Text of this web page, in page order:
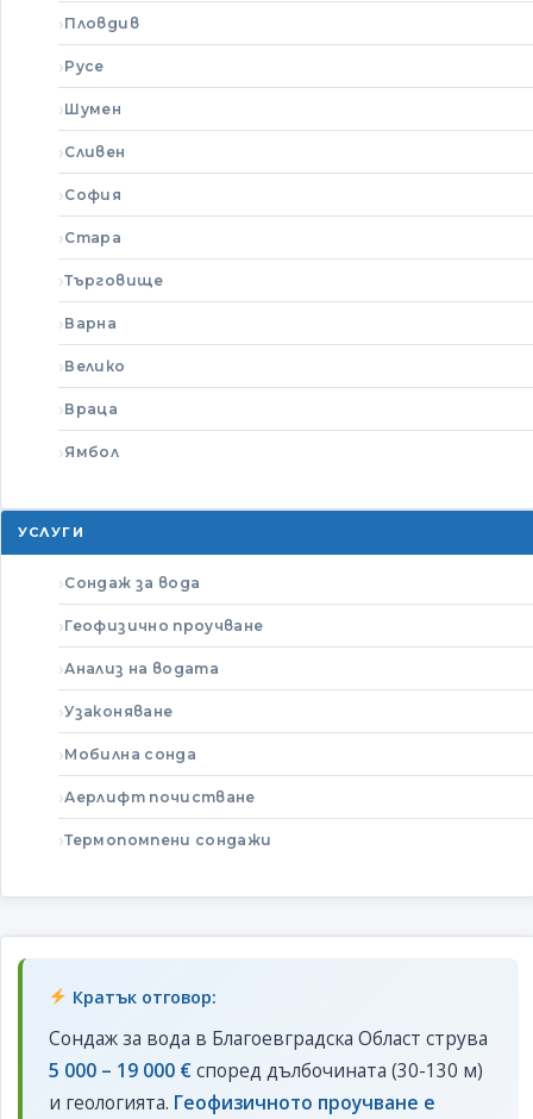
Кратък отговор:
Сондаж за вода в Благоевградска Област струва
5 000 – 19 000 €според дълбочината (30-130 м)
и геологията. Геофизичното проучване е
Пловдив
Русе
Шумен
Сливен
София
Стара
Търговище
Варна
Велико
Враца
Ямбол
УСЛУГИ
Сондаж за вода
Геофизично проучване
Анализ на водата
Узаконяване
Мобилна сонда
Аерлифт почистване
Термопомпени сондажи